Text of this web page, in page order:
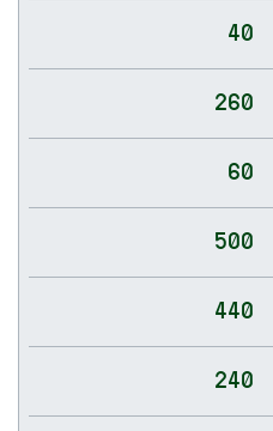
40
260
60
500
440
240